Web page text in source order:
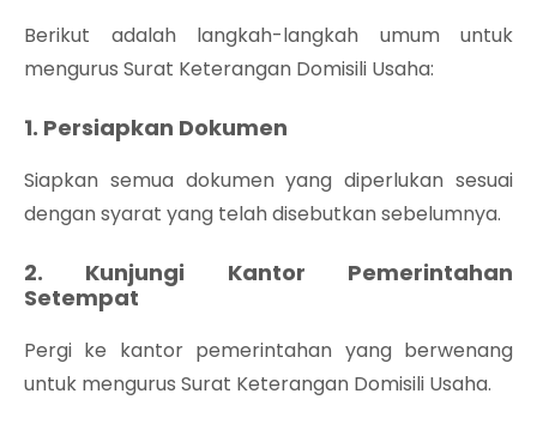
Berikut adalah langkah-langkah umum untuk
mengurus Surat Keterangan Domisili Usaha:
1. Persiapkan Dokumen
Siapkan semua dokumen yang diperlukan sesuai
dengan syarat yang telah disebutkan sebelumnya.
2. Kunjungi Kantor Pemerintahan
Setempat
Pergi ke kantor pemerintahan yang berwenang
untuk mengurus Surat Keterangan Domisili Usaha.